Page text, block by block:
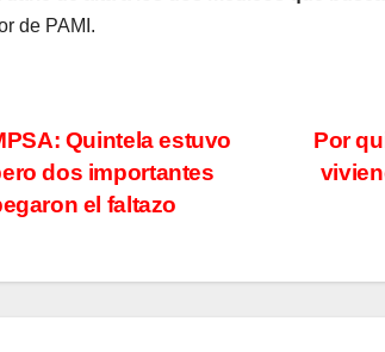
de PAMI.
Por
Quintela estuvo
dos importantes
el faltazo